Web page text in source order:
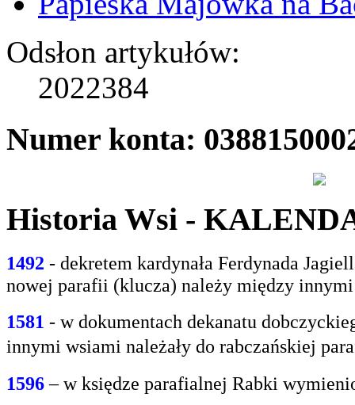
Odsłon artykułów:
2022384
Numer konta:
Historia Wsi -
1492 - dekretem kardynała Ferdynada
nowej parafii (klucza) należy między
1581 - wdokumentach dekanatu
innymi wsiami należały do rabczańskiej
1596– w księdze parafialnej Rabki